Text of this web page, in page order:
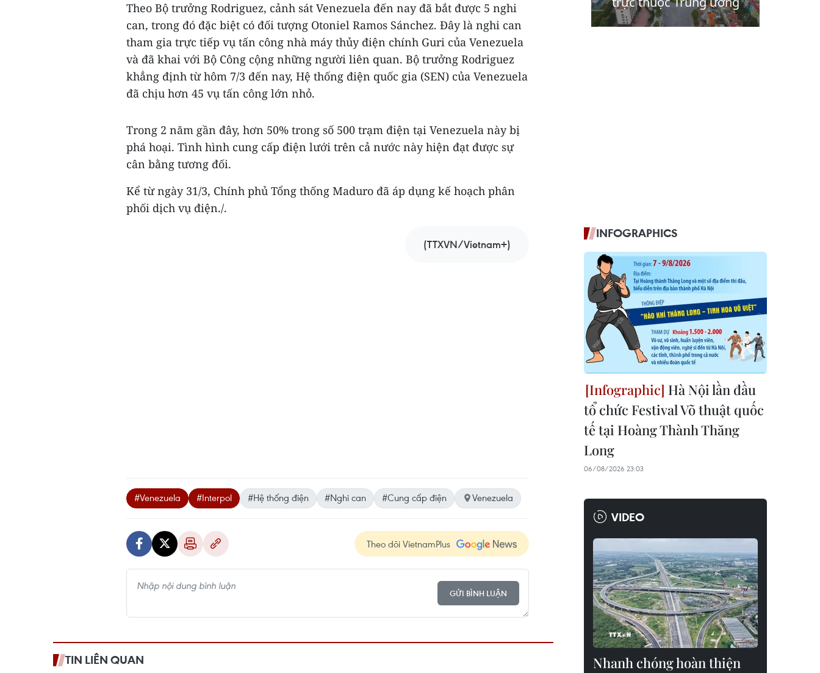
Theo Bộ trưởng Rodriguez, cảnh sát Venezuela đến nay đã bắt được 5 nghi
can, trong đó đặc biệt có đối tượng Otoniel Ramos Sánchez. Đây là nghi can
tham gia trực tiếp vụ tấn công nhà máy thủy điện chính Guri của Venezuela
và đã khai với Bộ Công cộng những người liên quan. Bộ trưởng Rodriguez
khẳng định từ hôm 7/3 đến nay, Hệ thống điện quốc gia (SEN) của Venezuela
đã chịu hơn 45 vụ tấn công lớn nhỏ.
Trong 2 năm gần đây, hơn 50% trong số 500 trạm điện tại Venezuela này bị
phá hoại. Tình hình cung cấp điện lưới trên cả nước này hiện đạt được sự
cân bằng tương đối.
Kể từ ngày 31/3, Chính phủ Tổng thống Maduro đã áp dụng kế hoạch phân
phối dịch vụ điện./.
(TTXVN/Vietnam+)
#Venezuela #Interpol #Hệ thống điện #Nghi can #Cung cấp điện Venezuela
Theo dõi VietnamPlus
GỬI BÌNH LUẬN
TIN LIÊN QUAN
INFOGRAPHICS
Hà Nội lần đầu
tổ chức Festival Võ thuật quốc
tế tại Hoàng Thành Thăng
Long
06/08/2026 23:03
VIDEO
Nhanh chóng hoàn thiện